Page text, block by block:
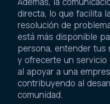
directa, lo que facilita
resolución de
está más disponible
persona, entender tus
y ofrecerte un servicio
al apoyar a una
contribuyendo al
comunidad.